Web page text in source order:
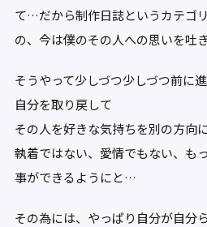
て…だから制作日誌というカテゴ
の、今は僕のその人への思いを吐
そうやって少しづつ少しづつ前に
自分を取り戻して
その人を好きな気持ちを別の方向
執着ではない、愛情でもない、も
事ができるようにと…
その為には、やっぱり自分が自分